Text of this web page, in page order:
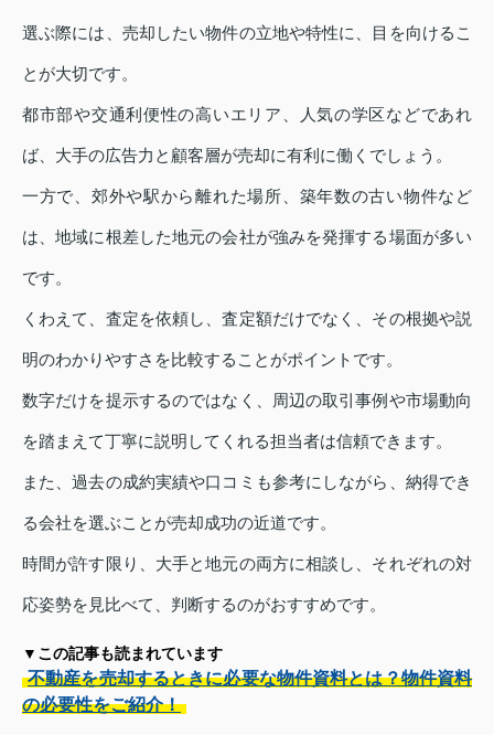
選ぶ際には、売却したい物件の立地や特性に、目を向けるこ
とが大切です。
都市部や交通利便性の高いエリア、人気の学区などであれ
ば、大手の広告力と顧客層が売却に有利に働くでしょう。
一方で、郊外や駅から離れた場所、築年数の古い物件など
は、地域に根差した地元の会社が強みを発揮する場面が多い
です。
くわえて、査定を依頼し、査定額だけでなく、その根拠や説
明のわかりやすさを比較することがポイントです。
数字だけを提示するのではなく、周辺の取引事例や市場動向
を踏まえて丁寧に説明してくれる担当者は信頼できます。
また、過去の成約実績や口コミも参考にしながら、納得でき
る会社を選ぶことが売却成功の近道です。
時間が許す限り、大手と地元の両方に相談し、それぞれの対
応姿勢を見比べて、判断するのがおすすめです。
▼この記事も読まれています
不動産を売却するときに必要な物件資料とは？物件資料
の必要性をご紹介！